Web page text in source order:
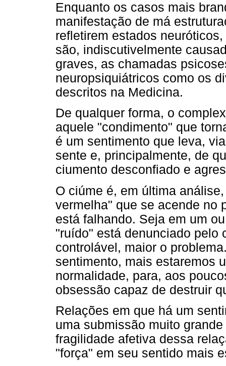
Enquanto os casos mais
manifestação de má
refletirem estados
são, indiscutivelmente
graves, as chamadas
neuropsiquiátricos como os
descritos na Medicina.
De qualquer forma, o
aquele "condimento" que
é um sentimento que leva,
sente e, principalmente, de
ciumento desconfiado e
O ciúme é, em última
vermelha" que se acende no
está falhando. Seja em um
"ruído" está denunciado pelo
controlável, maior o
sentimento, mais estaremos
normalidade, para, aos
obsessão capaz de destruir
Relações em que há um
uma submissão muito
fragilidade afetiva dessa
"força" em seu sentido mais